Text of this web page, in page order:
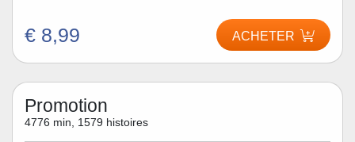
€ 8,99 ACHETER
Promotion
4776 min, 1579 histoires